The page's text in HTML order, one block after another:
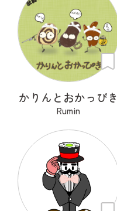
かりんとおかっぴき
Rumin